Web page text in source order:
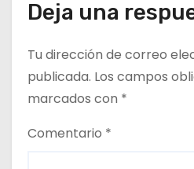
r
a
d
Deja una
Tu dirección de correo
publicada. Los campos
marcados con *
Comentario *